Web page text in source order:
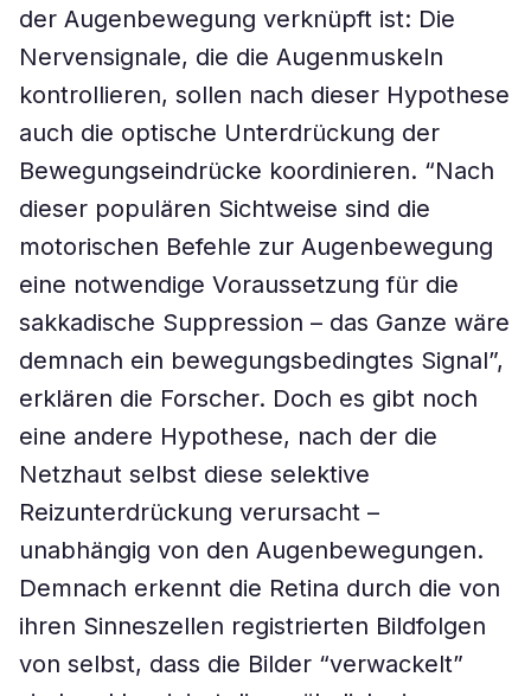
der Augenbewegung verknüpft ist: Die
Nervensignale, die die Augenmuskeln
kontrollieren, sollen nach dieser Hypothese
auch die optische Unterdrückung der
Bewegungseindrücke koordinieren. “Nach
dieser populären Sichtweise sind die
motorischen Befehle zur Augenbewegung
eine notwendige Voraussetzung für die
sakkadische Suppression – das Ganze wäre
demnach ein bewegungsbedingtes Signal”,
erklären die Forscher. Doch es gibt noch
eine andere Hypothese, nach der die
Netzhaut selbst diese selektive
Reizunterdrückung verursacht –
unabhängig von den Augenbewegungen.
Demnach erkennt die Retina durch die von
ihren Sinneszellen registrierten Bildfolgen
von selbst, dass die Bilder “verwackelt”